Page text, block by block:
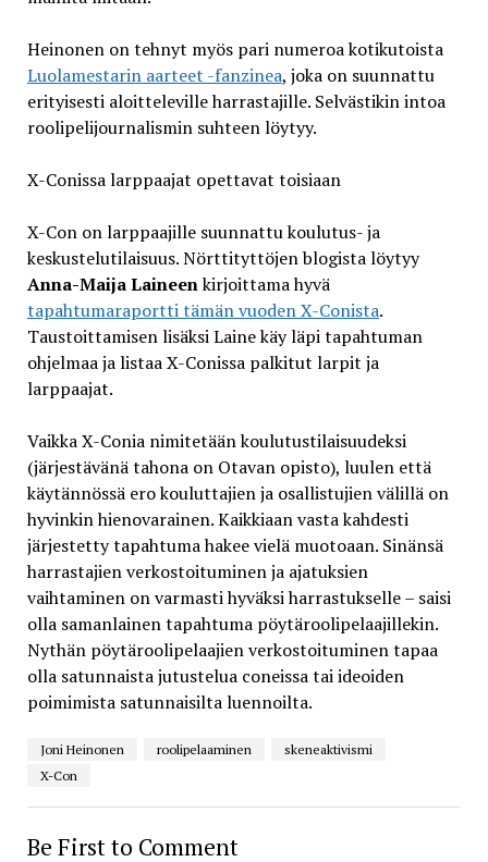
Heinonen on tehnyt myös pari numeroa kotikutoista
Luolamestarin aarteet -fanzinea, joka on suunnattu
erityisesti aloitteleville harrastajille. Selvästikin intoa
roolipelijournalismin suhteen löytyy.
X-Conissa larppaajat opettavat toisiaan
X-Con on larppaajille suunnattu koulutus- ja
keskustelutilaisuus. Nörttityttöjen blogista löytyy
Anna-Maija Laineenkirjoittama hyvä
tapahtumaraportti tämän vuoden X-Conista.
Taustoittamisen lisäksi Laine käy läpi tapahtuman
ohjelmaa ja listaa X-Conissa palkitut larpit ja
larppaajat.
Vaikka X-Conia nimitetään koulutustilaisuudeksi
(järjestävänä tahona on Otavan opisto), luulen että
käytännössä ero kouluttajien ja osallistujien välillä on
hyvinkin hienovarainen. Kaikkiaan vasta kahdesti
järjestetty tapahtuma hakee vielä muotoaan. Sinänsä
harrastajien verkostoituminen ja ajatuksien
vaihtaminen on varmasti hyväksi harrastukselle – saisi
olla samanlainen tapahtuma pöytäroolipelaajillekin.
Nythän pöytäroolipelaajien verkostoituminen tapaa
olla satunnaista jutustelua coneissa tai ideoiden
poimimista satunnaisilta luennoilta.
Joni Heinonen roolipelaaminen
skeneaktivismi
X-Con
Be First to Comment